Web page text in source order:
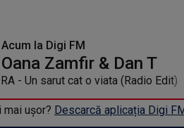
Acum la Digi FM
Oana Zamfir & Dan T
- Un sarut cat o viata (Radio Edit)
ușor? Descarcă aplicația Digi